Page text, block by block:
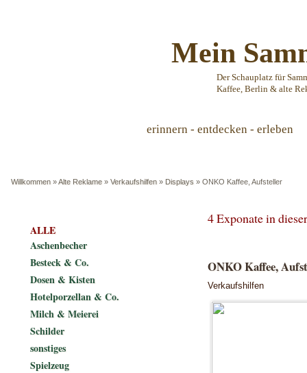
Mein
Der Schauplatz für
Kaffee, Berlin & alte
erinnern - entdecken - erleben
Willkommen »Alte Reklame » Verkaufshilfen » Displays » ONKO Kaffee, Aufsteller
4 Exponate in
ONKO Kaffee,
Verkaufshilfen
ALLE
Aschenbecher
Besteck & Co.
Dosen & Kisten
Hotelporzellan & Co.
Milch & Meierei
Schilder
sonstiges
Spielzeug